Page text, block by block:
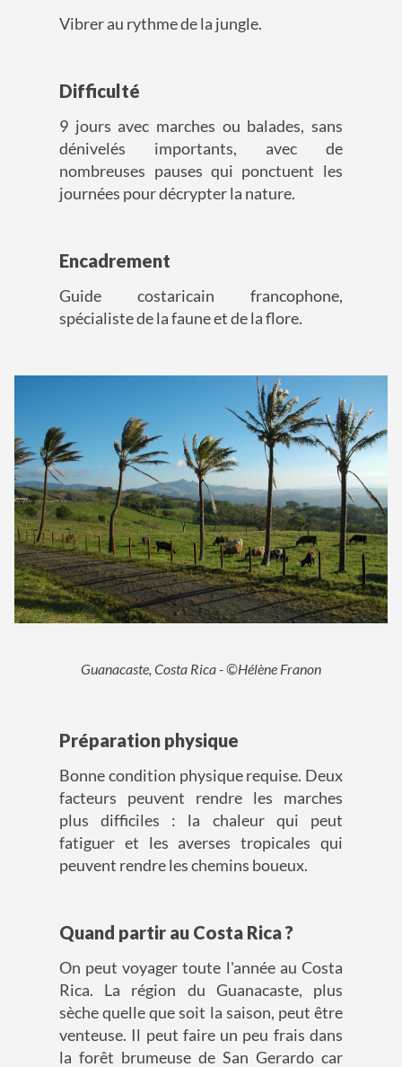
Vibrer au rythme de la jungle.
Difficulté
9 jours avec marches ou balades, sans
dénivelés importants, avec de
nombreuses pauses qui ponctuent les
journées pour décrypter la nature.
Encadrement
Guide costaricain francophone,
spécialiste de la faune et de la flore.
Guanacaste, Costa Rica - ©Hélène Franon
Préparation physique
Bonne condition physique requise. Deux
facteurs peuvent rendre les marches
plus difficiles : la chaleur qui peut
fatiguer et les averses tropicales qui
peuvent rendre les chemins boueux.
Quand partir au Costa Rica ?
On peut voyager toute l'année au Costa
Rica. La région du Guanacaste, plus
sèche quelle que soit la saison, peut être
venteuse. Il peut faire un peu frais dans
la forêt brumeuse de San Gerardo car